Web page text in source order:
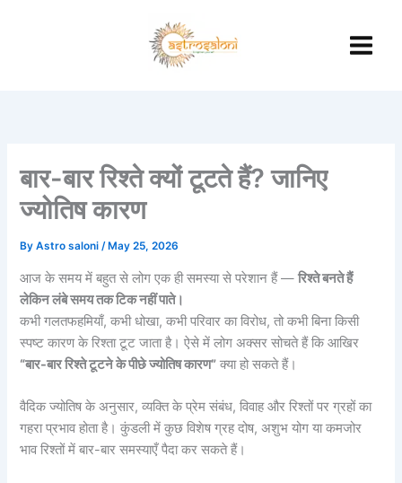
बार-बार रिश्ते क्यों टूटते हैं? जानिए
ज्योतिष कारण
ByAstro saloni/ May 25, 2026
आज के समय में बहुत से लोग एक ही समस्या से परेशान हैं —रिश्ते बनते हैं
लेकिन लंबे समय तक टिक नहीं पाते।
कभी गलतफहमियाँ, कभी धोखा, कभी परिवार का विरोध, तो कभी बिना किसी
स्पष्ट कारण के रिश्ता टूट जाता है। ऐसे में लोग अक्सर सोचते हैं कि आखिर
“बार-बार रिश्ते टूटने के पीछे ज्योतिष कारण” क्या हो सकते हैं।
वैदिक ज्योतिष के अनुसार, व्यक्ति के प्रेम संबंध, विवाह और रिश्तों पर ग्रहों का
गहरा प्रभाव होता है। कुंडली में कुछ विशेष ग्रह दोष, अशुभ योग या कमजोर
भाव रिश्तों में बार-बार समस्याएँ पैदा कर सकते हैं।